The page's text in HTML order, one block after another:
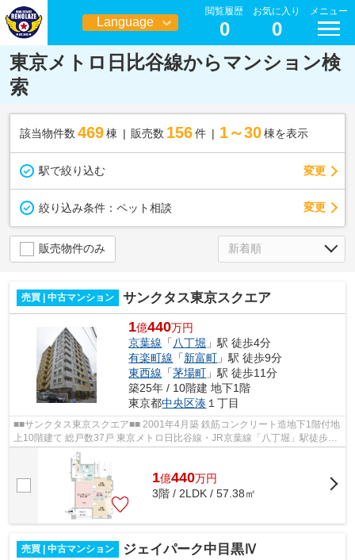
Language
日本語
閲覧履歴
0
お気に入り
0
メニュー
東京メトロ日比谷線からマンション検
索
該当物件数 469棟 販売数 156 件 1～30 棟を表示
駅で絞り込む 変更
絞り込み条件： ペット相談 変更
販売物件のみ
売買 | 中古マンション サンクタス東京スクエア
1億440万円
京葉線 「 八丁堀 」駅 徒歩4分
有楽町線 「新富町 」駅 徒歩9分
東西線 「茅場町 」駅 徒歩11分
築25年 / 10階建 地下1階
東京都中央区湊 １丁目
■■サンクタス東京スクエア■■ 2001年4月築 鉄筋コンクリート造地下1階付地
上10階建て 総戸数37戸 東京メトロ日比谷線・JR京葉線「八丁堀」駅徒歩4
分 東京メトロ有楽町線「新富町」駅...
1億440万円
3階 / 2LDK / 57.38㎡
売買 | 中古マンション ジェイパーク中目黒Ⅳ